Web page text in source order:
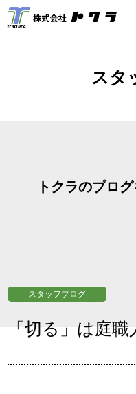
スタ
トクラのブロ
スタッフブログ
「切る」は庭